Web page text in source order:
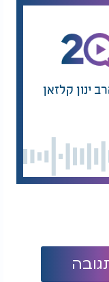
ינון קלזאן